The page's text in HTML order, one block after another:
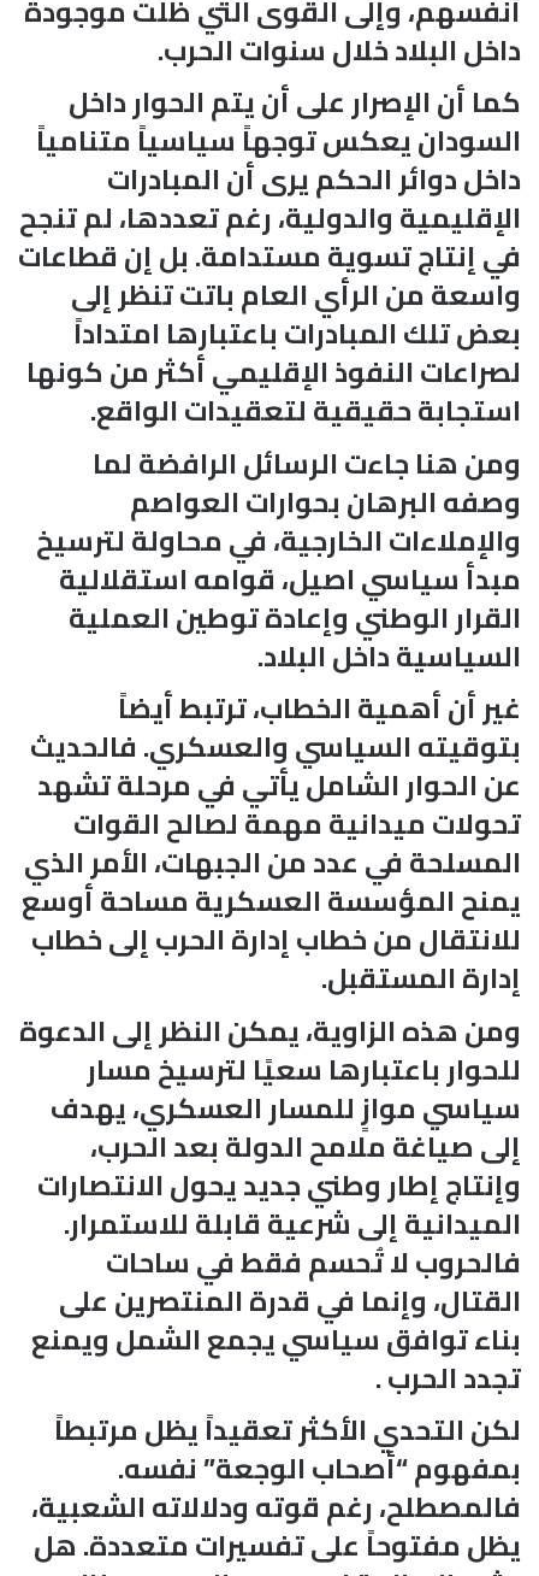
أنفسهم، وإلى القوى التي ظلت موجودة
داخل البلاد خلال سنوات الحرب.
كما أن الإصرار على أن يتم الحوار داخل
السودان يعكس توجهاً سياسياً متنامياً
داخل دوائر الحكم يرى أن المبادرات
الإقليمية والدولية، رغم تعددها، لم تنجح
في إنتاج تسوية مستدامة. بل إن قطاعات
واسعة من الرأي العام باتت تنظر إلى
بعض تلك المبادرات باعتبارها امتداداً
لصراعات النفوذ الإقليمي أكثر من كونها
استجابة حقيقية لتعقيدات الواقع.
ومن هنا جاءت الرسائل الرافضة لما
وصفه البرهان بحوارات العواصم
والإملاءات الخارجية، في محاولة لترسيخ
مبدأ سياسي اصيل، قوامه استقلالية
القرار الوطني وإعادة توطين العملية
السياسية داخل البلاد.
غير أن أهمية الخطاب، ترتبط أيضاً
بتوقيته السياسي والعسكري. فالحديث
عن الحوار الشامل يأتي في مرحلة تشهد
تحولات ميدانية مهمة لصالح القوات
المسلحة في عدد من الجبهات، الأمر الذي
يمنح المؤسسة العسكرية مساحة أوسع
للانتقال من خطاب إدارة الحرب إلى خطاب
إدارة المستقبل.
ومن هذه الزاوية، يمكن النظر إلى الدعوة
للحوار باعتبارها سعيًا لترسيخ مسار
سياسي موازٍ للمسار العسكري، يهدف
إلى صياغة ملامح الدولة بعد الحرب،
وإنتاج إطار وطني جديد يحول الانتصارات
الميدانية إلى شرعية قابلة للاستمرار.
فالحروب لا تُحسم فقط في ساحات
القتال، وإنما في قدرة المنتصرين على
بناء توافق سياسي يجمع الشمل ويمنع
تجدد الحرب .
لكن التحدي الأكثر تعقيداً يظل مرتبطاً
بمفهوم “أصحاب الوجعة” نفسه.
فالمصطلح، رغم قوته ودلالاته الشعبية،
يظل مفتوحاً على تفسيرات متعددة. هل